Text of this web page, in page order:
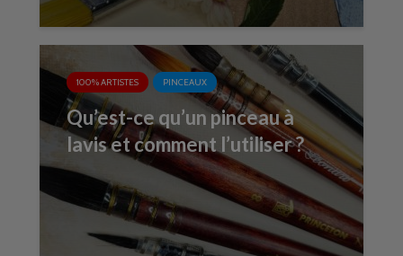
100% ARTISTES PINCEAUX
Qu’est-ce qu’un pinceau à
lavis et comment l’utiliser ?